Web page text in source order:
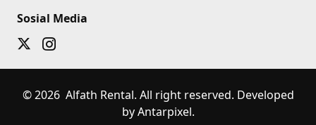
Sosial Media
© 2026 Alfath Rental. All right reserved. Developed
by Antarpixel.